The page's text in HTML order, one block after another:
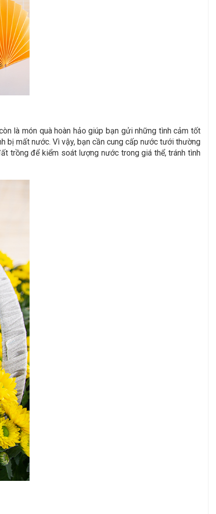
là món quà hoàn hảo giúp bạn gửi những tình cảm tốt
bị mất nước. Vì vậy, bạn cần cung cấp nước tưới thường
trồng để kiểm soát lượng nước trong giá thể, tránh tình